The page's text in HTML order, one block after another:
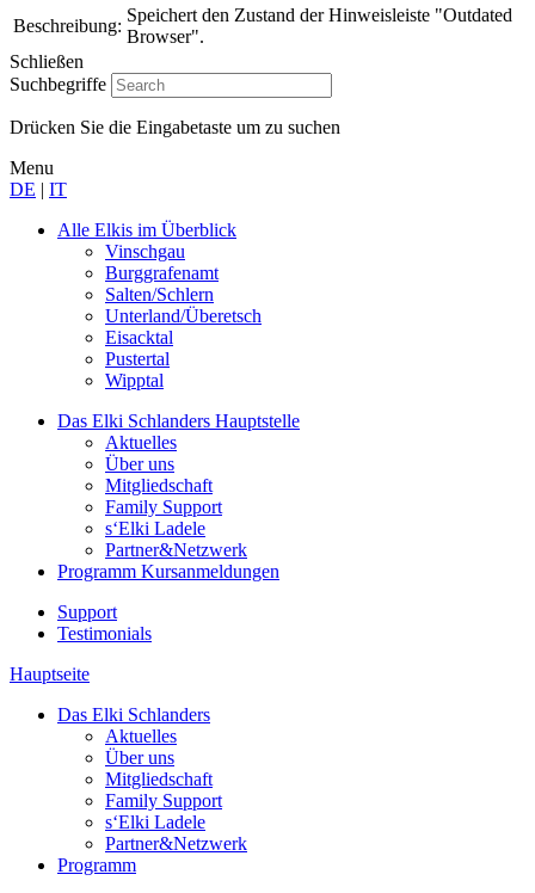
Beschreibung:
Speichert den Zustand der Hinweisleiste "Outdated
Browser".
Schließen
Suchbegriffe
Drücken Sie die Eingabetaste um zu suchen
Menu
DE | IT
Alle Elkis im Überblick
Vinschgau
Burggrafenamt
Salten/Schlern
Unterland/Überetsch
Eisacktal
Pustertal
Wipptal
Das Elki Schlanders Hauptstelle
Aktuelles
Über uns
Mitgliedschaft
Family Support
s‘Elki Ladele
Partner&Netzwerk
Programm Kursanmeldungen
Support
Testimonials
Hauptseite
Das Elki Schlanders
Aktuelles
Über uns
Mitgliedschaft
Family Support
s‘Elki Ladele
Partner&Netzwerk
Programm